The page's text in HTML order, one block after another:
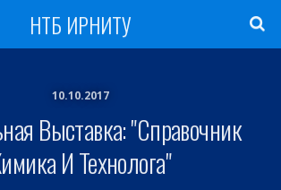
НТБ ИРНИТУ
10.10.2017
Выставка: "Справочник
И Технолога"